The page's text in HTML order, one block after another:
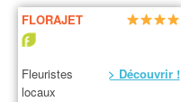
FLORAJET
Fleuristes
locaux
> Découvrir !